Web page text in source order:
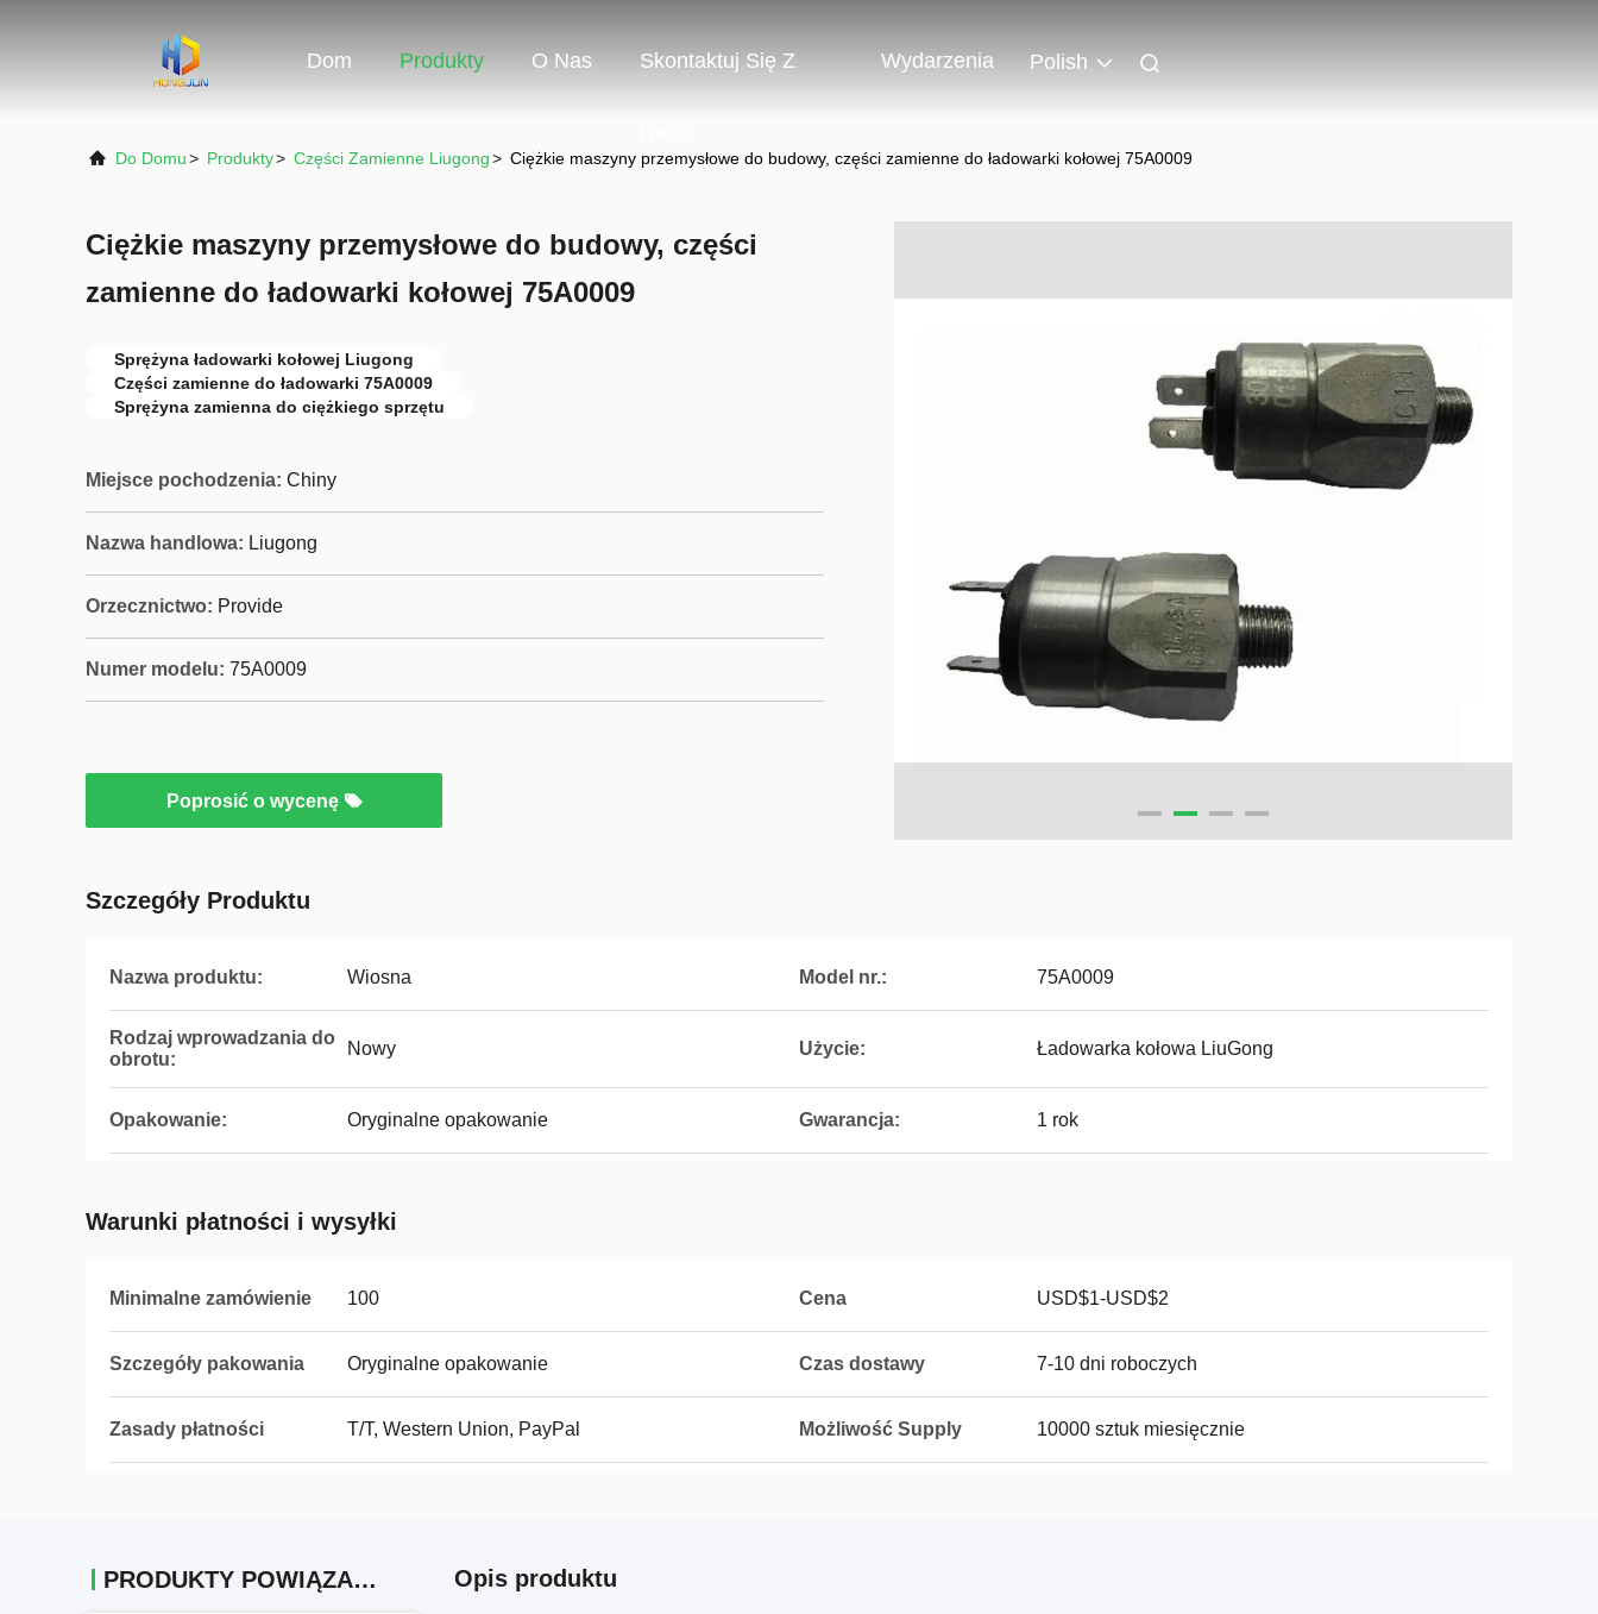
Dom Produkty O Nas Skontaktuj Się Z Wydarzenia Polish
Do Domu> Produkty> Części Zamienne Liugong> Ciężkie maszyny przemysłowe do budowy, części zamienne do ładowarki kołowej 75A0009
Ciężkie maszyny przemysłowe do budowy, części
zamienne do ładowarki kołowej 75A0009
Sprężyna ładowarki kołowej Liugong
Części zamienne do ładowarki 75A0009
Sprężyna zamienna do ciężkiego sprzętu
Miejsce pochodzenia: Chiny
Nazwa handlowa: Liugong
Orzecznictwo: Provide
Numer modelu: 75A0009
Poprosić o wycenę
Szczegóły Produktu
Nazwa produktu: Wiosna Model nr.: 75A0009
Rodzaj wprowadzania do
obrotu:
Nowy Użycie: Ładowarka kołowa LiuGong
Opakowanie: Oryginalne opakowanie Gwarancja: 1 rok
Warunki płatności i wysyłki
Minimalne zamówienie 100 Cena USD$1-USD$2
Szczegóły pakowania Oryginalne opakowanie Czas dostawy 7-10 dni roboczych
Zasady płatności T/T, Western Union, PayPal Możliwość Supply 10000 sztuk miesięcznie
PRODUKTY POWIĄZANE Opis produktu